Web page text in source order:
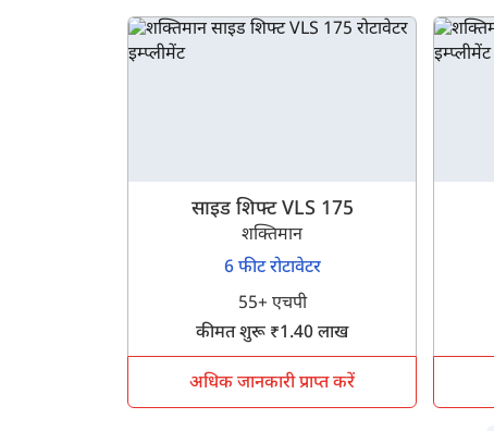
साइड शिफ्ट VLS 175
शक्तिमान
6 फीट रोटावेटर
55+ एचपी
कीमत शुरू ₹1.40 लाख
अधिक जानकारी प्राप्त करें